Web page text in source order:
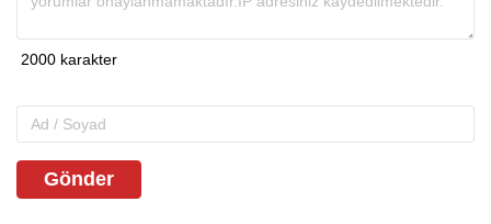
Gönder